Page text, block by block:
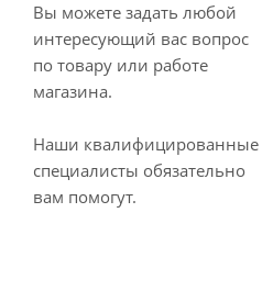
Вы можете задать любой
интересующий вас вопрос
по товару или работе
магазина.
Наши квалифицированные
специалисты обязательно
вам помогут.